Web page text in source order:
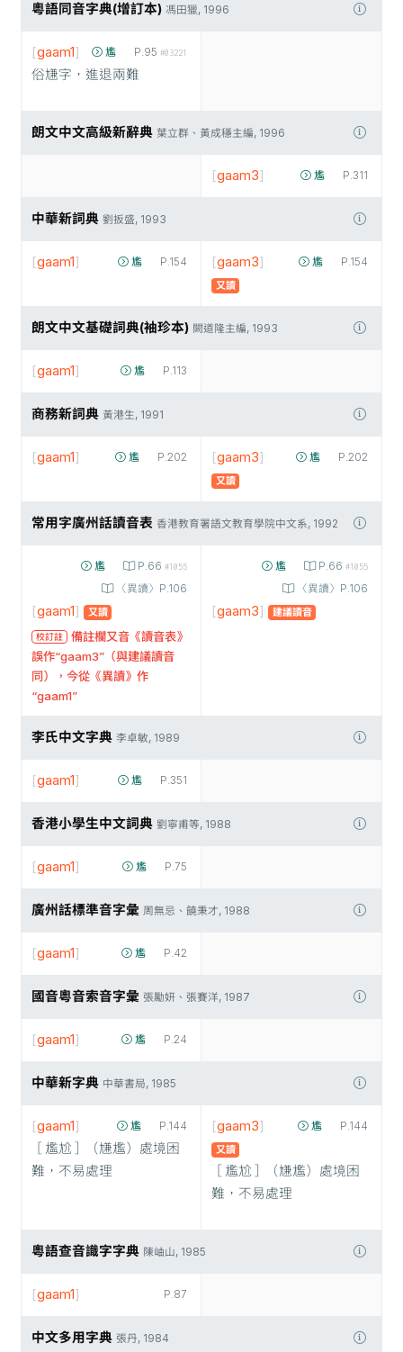
粵語同音字典(增訂本) 馮田獵, 1996
尷 P.95 #03221
[gaam1]
俗尲字，進退兩難
朗文中文高級新辭典 葉立群、黃成穩主編, 1996
尷 P.311
[gaam3]
中華新詞典 劉扳盛, 1993
尷 P.154
[gaam1] 尷 P.154
[gaam3]
又讀
朗文中文基礎詞典(袖珍本) 闕道隆主編, 1993
尷 P.113
[gaam1]
商務新詞典 黃港生, 1991
尷 P.202
[gaam1] 尷 P.202
[gaam3]
又讀
常用字廣州話讀音表 香港教育署語文教育學院中文系, 1992
尷 P.66 #1055
〈異讀〉P.106
[gaam1] 又讀
校訂註
備註欄又音《讀音表》
誤作“gaam3”（與建議讀音
同），今從《異讀》作
“gaam1”
尷 P.66 #1055
〈異讀〉P.106
[gaam3] 建議讀音
李氏中文字典 李卓敏, 1989
尷 P.351
[gaam1]
香港小學生中文詞典 劉寧甫等, 1988
尷 P.75
[gaam1]
廣州話標準音字彙 周無忌、饒秉才, 1988
尷 P.42
[gaam1]
國音粵音索音字彙 張勵妍、張賽洋, 1987
尷 P.24
[gaam1]
中華新字典 中華書局, 1985
尷 P.144
[gaam1]
［尷尬］（尲尷）處境困
難，不易處理
尷 P.144
[gaam3]
又讀
［尷尬］（尲尷）處境困
難，不易處理
粵語查音識字字典 陳岫山, 1985
P.87
[gaam1]
中文多用字典 張丹, 1984